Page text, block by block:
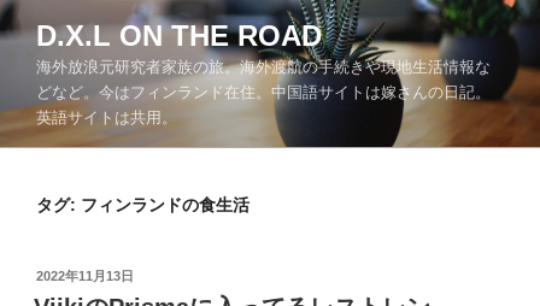
コ
ン
ツ
D.X.L ON THE ROAD
海外放浪元研究者家族の旅。海外渡航の手続きや現地生活情報な
どなど。今はフィンランド在住。中国語サイトは嫁さんの日記。
英語サイトは共用。
タグ: フィンランドの食生活
投
稿
2022年11月13日